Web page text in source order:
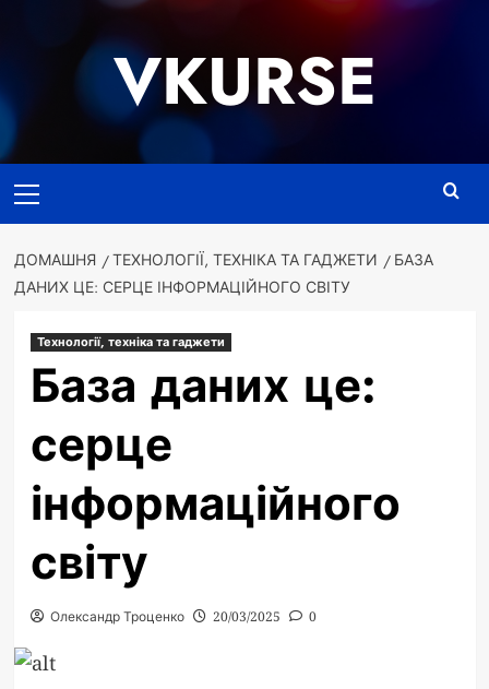
VKURSE
меню
ДОМАШНЯ ТЕХНОЛОГІЇ, ТЕХНІКА ТА ГАДЖЕТИ
БАЗА
ДАНИХ ЦЕ: СЕРЦЕ ІНФОРМАЦІЙНОГО СВІТУ
Технології, техніка та гаджети
База даних це:
серце
інформаційного
світу
Олександр Троценко 20/03/2025 0